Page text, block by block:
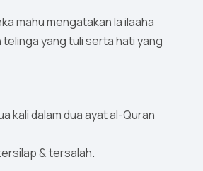
mahu mengatakan la ilaaha
yang tuli serta hati yang
kali dalam dua ayat al-Quran
& tersalah.